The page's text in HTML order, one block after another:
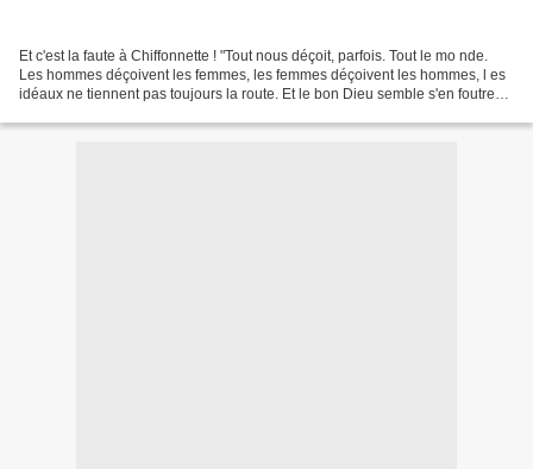
Et c'est la faute à Chiffonnette ! "Tout nous déçoit, parfois. Tout le mo nde.
Les hommes déçoivent les femmes, les femmes déçoivent les hommes, l es
idéaux ne tiennent pas toujours la route. Et le bon Dieu semble s'en foutre